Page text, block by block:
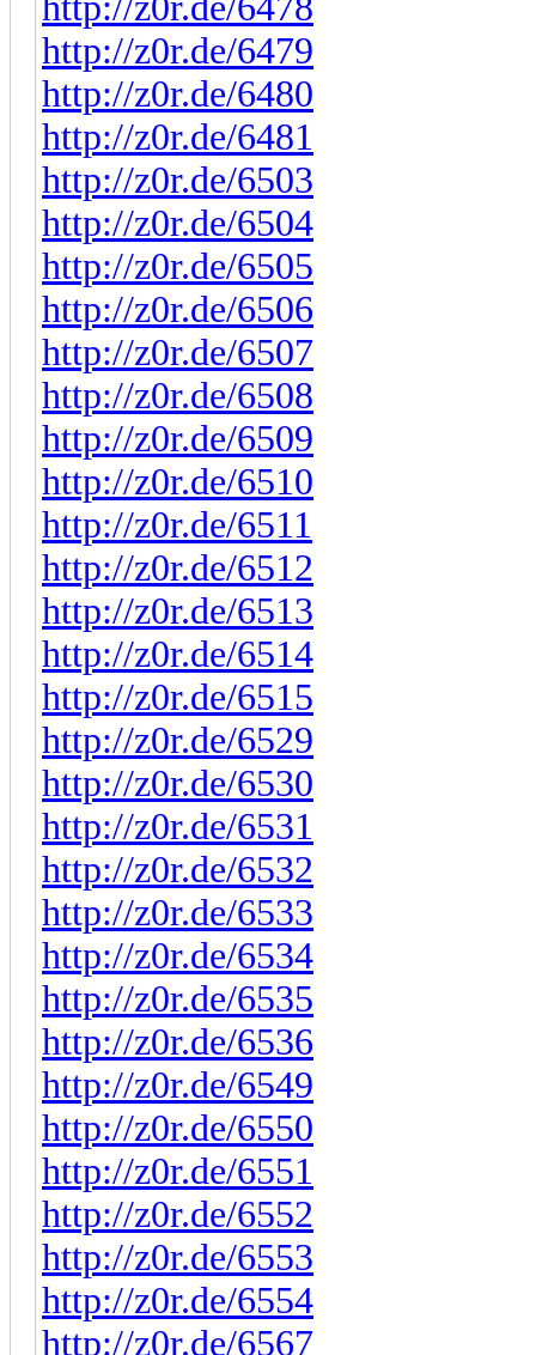
http://z0r.de/6479
http://z0r.de/6480
http://z0r.de/6481
http://z0r.de/6503
http://z0r.de/6504
http://z0r.de/6505
http://z0r.de/6506
http://z0r.de/6507
http://z0r.de/6508
http://z0r.de/6509
http://z0r.de/6510
http://z0r.de/6511
http://z0r.de/6512
http://z0r.de/6513
http://z0r.de/6514
http://z0r.de/6515
http://z0r.de/6529
http://z0r.de/6530
http://z0r.de/6531
http://z0r.de/6532
http://z0r.de/6533
http://z0r.de/6534
http://z0r.de/6535
http://z0r.de/6536
http://z0r.de/6549
http://z0r.de/6550
http://z0r.de/6551
http://z0r.de/6552
http://z0r.de/6553
http://z0r.de/6554
http://z0r.de/6567